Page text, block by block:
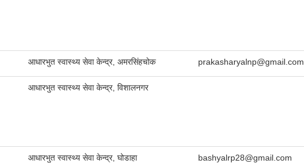
आधारभुत स्वास्थ्य सेवा केन्द्र, अमरसिंहचोक prakasharyalnp@gmail.com
आधारभुत स्वास्थ्य सेवा केन्द्र, विशालनगर
आधारभुत स्वास्थ्य सेवा केन्द्र, घोडाहा bashyalrp28@gmail.com